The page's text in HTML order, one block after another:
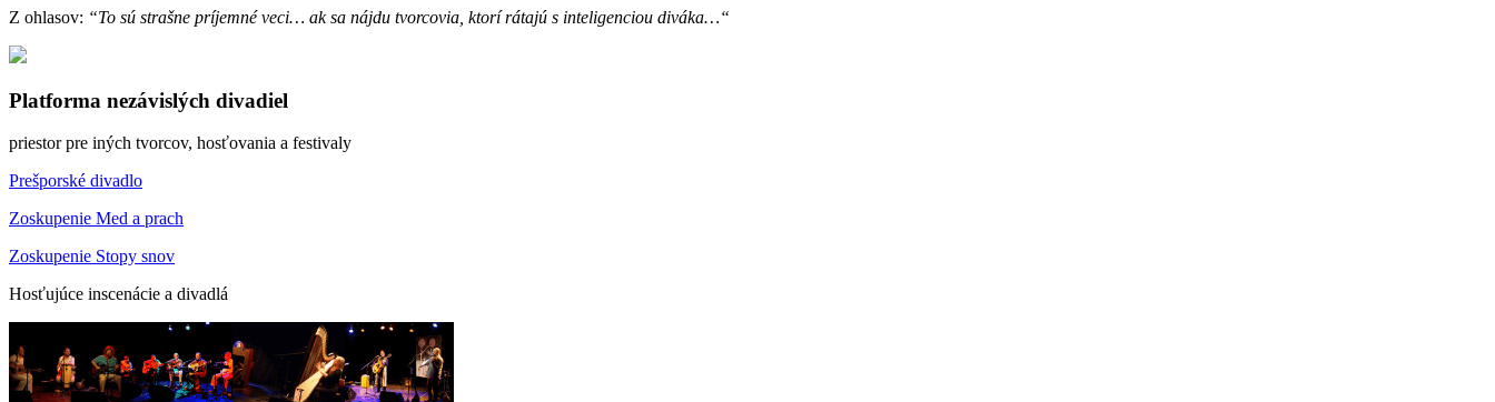
Z ohlasov: “To sú strašne príjemné veci… ak sa nájdu tvorcovia, ktorí rátajú s inteligenciou diváka…“
Platforma nezávislých divadiel
priestor pre iných tvorcov, hosťovania a festivaly
Prešporské divadlo
Zoskupenie Med a prach
Zoskupenie Stopy snov
Hosťujúce inscenácie a divadlá